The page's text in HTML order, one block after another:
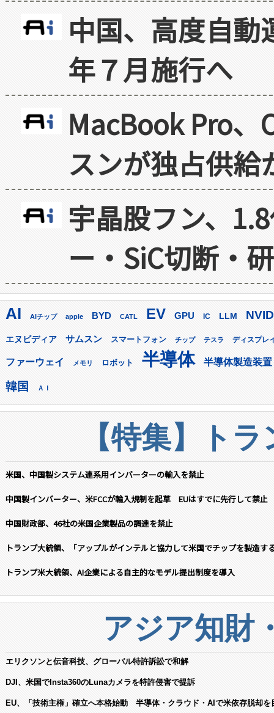
中国、高度自
年７月施行へ
MacBook Pro
スンが独占供給
宇晶股フン、
ー・SiC切断・
AI AIチップ apple BYD CATL EV GPU IC LLM
エヌビディア サムスン スマートフォン チップ テスラ ディスプレ
ファーウェイ メモリ ロボット 半導体 半導体製造装置
韓国 ＡＩ
【特集】ト
米国、中国製システム連系用インバーターの輸入を禁止
中国製インバーター、米FCCが輸入規制を起草 EUはすでに先行して禁止
中国財政部、46社の米国企業製品の調達を禁止
トランプ大統領、「アップルがインテルと協力して米国でチップを製造す
トランプ米大統領、AI企業による自主的なモデル提出制度を導入
アジア知財
エリクソンと伝音科技、グローバル特許訴訟で和解
DJI、米国でInsta360のLunaカメラを特許侵害で提訴
EU、「技術主権」確立へ本格始動 半導体・クラウド・AIで米依存脱却を